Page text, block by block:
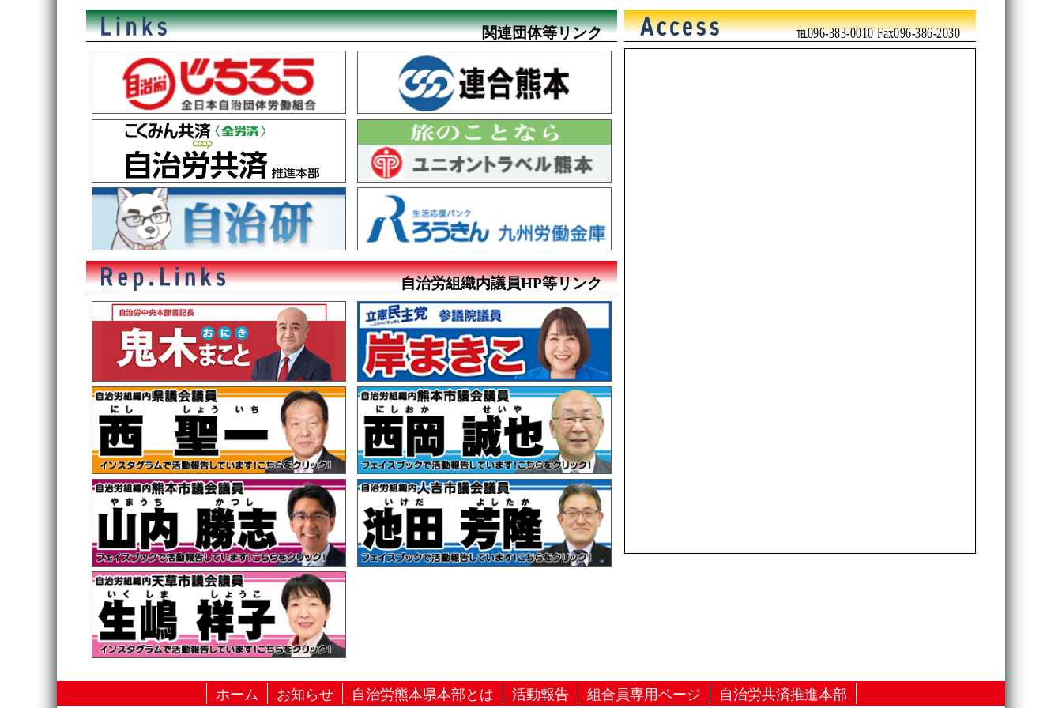
ナ
ビ
ゲ
関連団体等リンク
自治労組織内議員HP等リンク
℡096-383-0010 Fax096-386-2030
ホーム お知らせ 自治労熊本県本部とは 活動報告 組合員専用ページ 自治労共済推進本部